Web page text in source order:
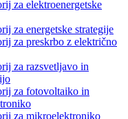
za elektroenergetske
za energetske strategije
za preskrbo z električno
za razsvetljavo in
za fotovoltaiko in
za mikroelektroniko